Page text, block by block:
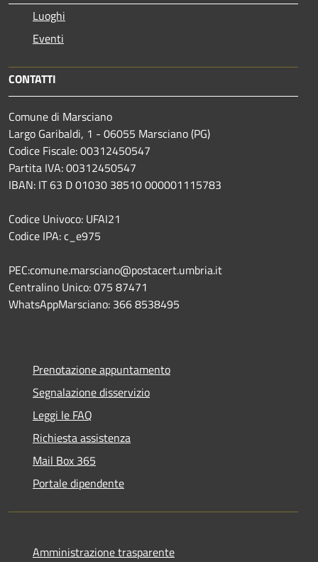
Luoghi
Eventi
CONTATTI
Comune di Marsciano
Largo Garibaldi, 1 - 06055 Marsciano (PG)
Codice Fiscale: 00312450547
Partita IVA: 00312450547
IBAN: IT 63 D 01030 38510 000001115783
Codice Univoco: UFAI21
Codice IPA: c_e975
PEC:comune.marsciano@postacert.umbria.it
Centralino Unico: 075 87471
WhatsAppMarsciano: 366 8538495
Prenotazione appuntamento
Segnalazione disservizio
Leggi le FAQ
Richiesta assistenza
Mail Box 365
Portale dipendente
Amministrazione trasparente